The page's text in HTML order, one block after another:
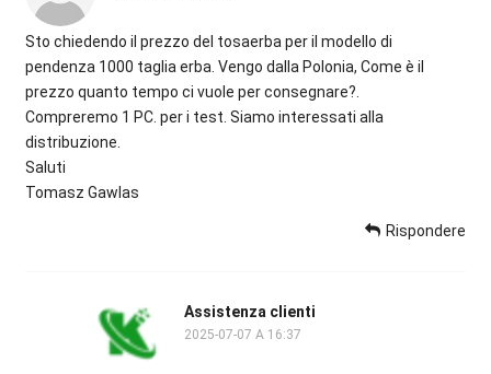
Sto chiedendo il prezzo del tosaerba per il modello di
pendenza 1000 taglia erba. Vengo dalla Polonia, Come è il
prezzo quanto tempo ci vuole per consegnare?.
Compreremo 1 PC. per i test. Siamo interessati alla
distribuzione.
Saluti
Tomasz Gawlas
Rispondere
Assistenza clienti
2025-07-07 A 16:37